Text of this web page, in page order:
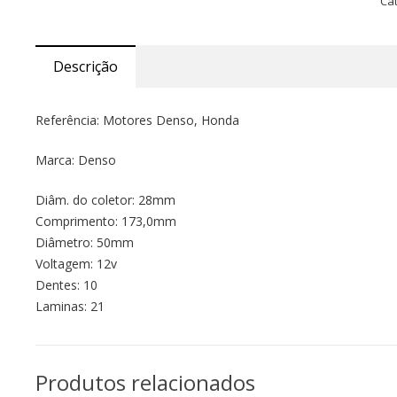
Descrição
Referência: Motores Denso, Honda
Marca: Denso
Diâm. do coletor: 28mm
Comprimento: 173,0mm
Diâmetro: 50mm
Voltagem: 12v
Dentes: 10
Laminas: 21
Produtos relacionados